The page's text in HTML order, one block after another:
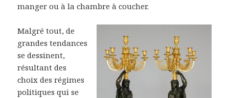
manger ou à la chambre à coucher.
Malgré tout, de
grandes tendances
se dessinent,
résultant des
choix des régimes
politiques qui se